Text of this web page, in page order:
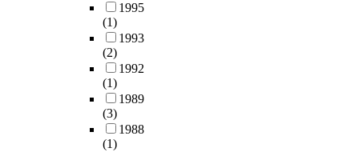
1995
(1)
1993
(2)
1992
(1)
1989
(3)
1988
(1)